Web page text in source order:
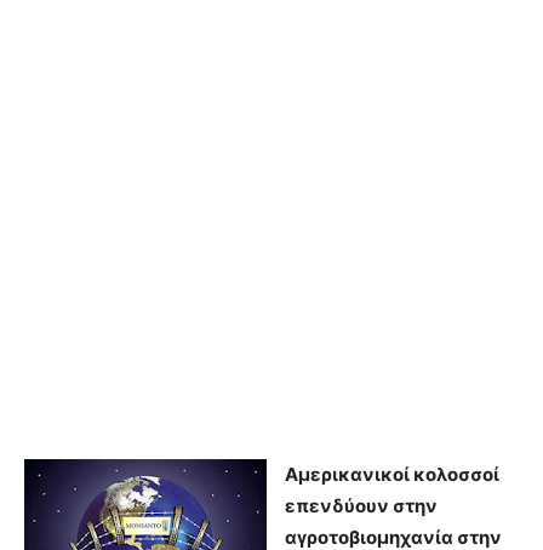
Αμερικανικοί κολοσσοί
επενδύουν στην
αγροτοβιομηχανία στην